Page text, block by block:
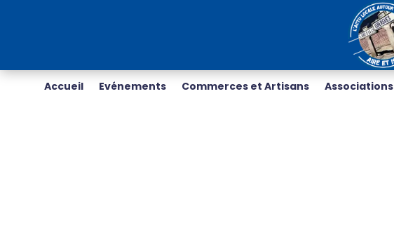
Accueil Evénements Commerces et Artisans Associations